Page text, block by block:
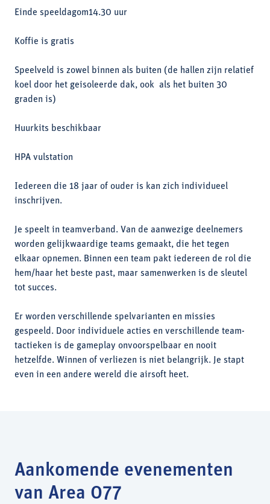
Einde speeldagom14.30 uur
Koffie is gratis
Speelveld is zowel binnen als buiten (de hallen zijn relatief
koel door het geisoleerde dak, ook als het buiten 30
graden is)
Huurkits beschikbaar
HPA vulstation
Iedereen die 18 jaar of ouder is kan zich individueel
inschrijven.
Je speelt in teamverband. Van de aanwezige deelnemers
worden gelijkwaardige teams gemaakt, die het tegen
elkaar opnemen. Binnen een team pakt iedereen de rol die
hem/haar het beste past, maar samenwerken is de sleutel
tot succes.
Er worden verschillende spelvarianten en missies
gespeeld. Door individuele acties en verschillende team-
tactieken is de gameplay onvoorspelbaar en nooit
hetzelfde. Winnen of verliezen is niet belangrijk. Je stapt
even in een andere wereld die airsoft heet.
Aankomende evenementen
van Area 077